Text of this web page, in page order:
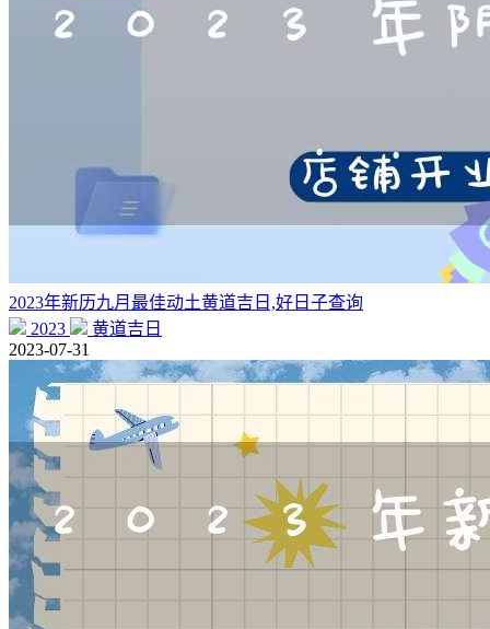
2023年新历九月最佳动土黄道吉日,好日子查询
2023
黄道吉日
2023-07-31